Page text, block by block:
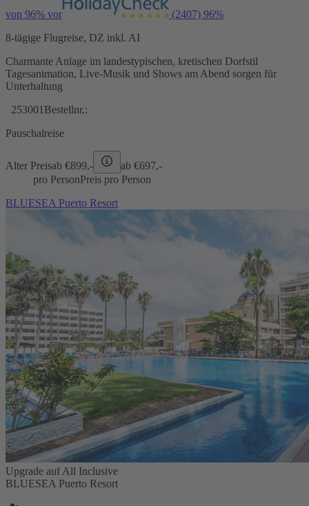
von 96% vor (2407) 96%
8-tägige Flugreise, DZ inkl. AI
Charmante Anlage im landestypischen, kretischen Dorfstil
Tagesanimation, Live-Musik und Shows am Abend sorgen für
Unterhaltung
253001 Bestellnr.:
Pauschalreise
Alter Preisab €899,- ab €697,-
pro PersonPreis pro Person
BLUESEA Puerto Resort
Upgrade auf All Inclusive
BLUESEA Puerto Resort